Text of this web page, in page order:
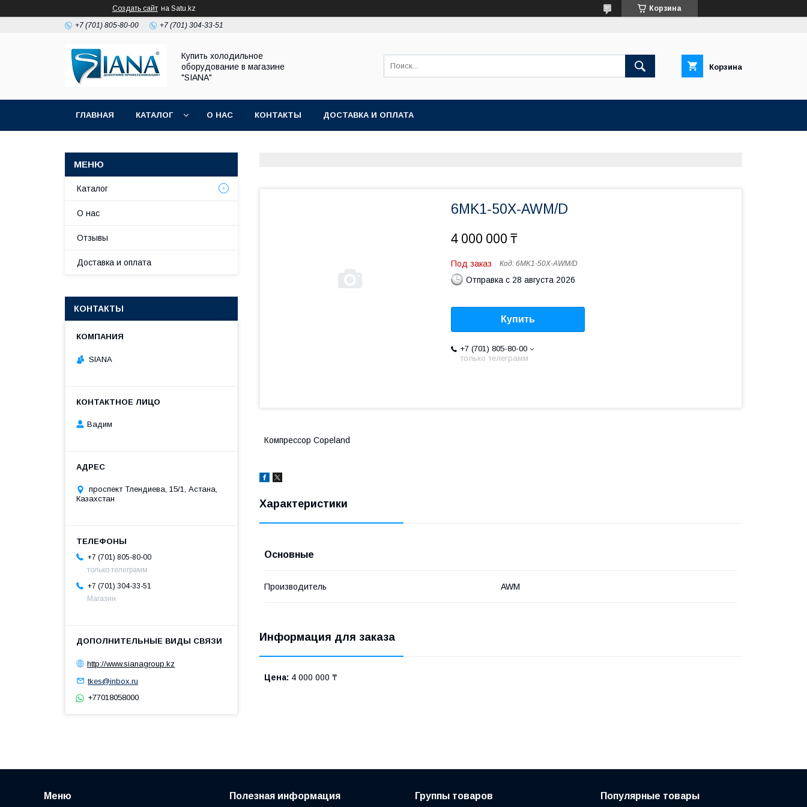
Создать сайт на Satu.kz Корзина
+7 (701) 805-80-00 +7 (701) 304-33-51
Купить холодильное
оборудование в магазине
"SIANA"
Корзина
ГЛАВНАЯ КАТАЛОГ О НАС КОНТАКТЫ ДОСТАВКА И ОПЛАТА
6MK1-50X-AWM/D
4 000 000 ₸
Под заказ Код: 6MK1-50X-AWM/D
Отправка с 28 августа 2026
Купить
+7 (701) 805-80-00
только телеграмм
Компрессор Copeland
Характеристики
Основные
Производитель AWM
Информация для заказа
Цена: 4 000 000 ₸
Каталог
О нас
Отзывы
Доставка и оплата
КОНТАКТЫ
SIANA
Вадим
проспект Тлендиева, 15/1, Астана,
Казахстан
+7 (701) 805-80-00
только телеграмм
+7 (701) 304-33-51
Магазин
http://www.sianagroup.kz
tkes@inbox.ru
+77018058000
Меню Полезная информация Группы товаров Популярные товары